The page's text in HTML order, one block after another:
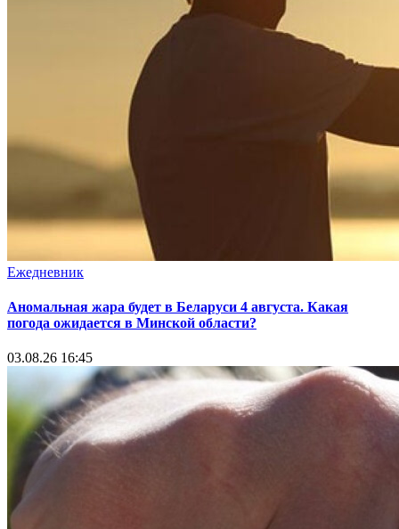
Ежедневник
Аномальная жара будет в Беларуси 4 августа. Какая
погода ожидается в Минской области?
03.08.26 16:45